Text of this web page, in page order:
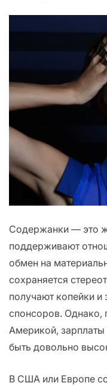
Содержанки — это
поддерживают
обмен на
сохраняется
получают копейки и
спонсоров. Однако,
Америкой,
быть довольно
В США или Европе